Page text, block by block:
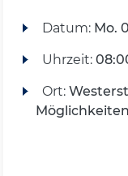
Datum: Mo.
Uhrzeit:
Ort: